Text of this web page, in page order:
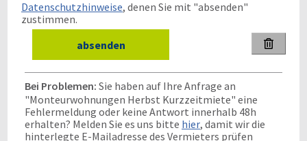
Datenschutzhinweise, denen Sie mit "absenden"
zustimmen.

Bei Problemen: Sie haben auf Ihre Anfrage an
"Monteurwohnungen Herbst Kurzzeitmiete" eine
Fehlermeldung oder keine Antwort innerhalb 48h
erhalten? Melden Sie es uns bitte hier, damit wir die
hinterlegte E-Mailadresse des Vermieters prüfen